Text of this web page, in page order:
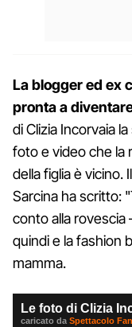
La blogger ed ex
pronta a
di Clizia Incorvaia
foto e video che la
della figlia è vicino.
Sarcina ha scritto:
conto alla rovescia
quindi e la fashion
mamma.